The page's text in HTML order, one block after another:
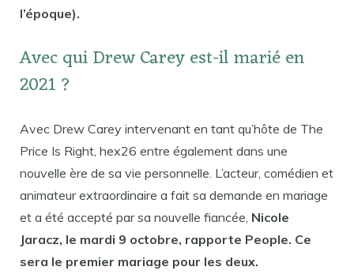
l’époque).
Avec qui Drew Carey est-il marié en
2021 ?
Avec Drew Carey intervenant en tant qu’hôte de The
Price Is Right, hex26 entre également dans une
nouvelle ère de sa vie personnelle. L’acteur, comédien et
animateur extraordinaire a fait sa demande en mariage
et a été accepté par sa nouvelle fiancée, Nicole
Jaracz, le mardi 9 octobre, rapporte People. Ce
sera le premier mariage pour les deux.